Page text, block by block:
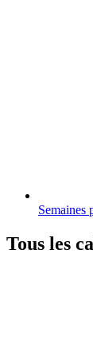
Semaines
Tous les